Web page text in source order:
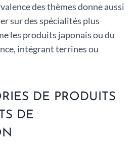
des thèmes donne aussi
sur des spécialités plus
les produits japonais ou du
intégrant terrines ou
DE PRODUITS
DE